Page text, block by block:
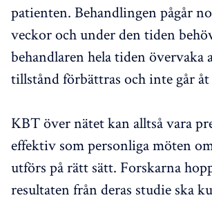
patienten. Behandlingen pågår
veckor och under den tiden
behandlaren hela tiden övervaka
tillstånd förbättras och inte går åt
KBT över nätet kan alltså vara
effektiv som personliga möten
utförs på rätt sätt. Forskarna
resultaten från deras studie ska